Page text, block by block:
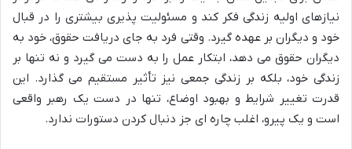
نیازهای اولیه زندگی فکر کند و مسئولیت پذیری بیشتری را در قبال
خود و دیگران بر عهده گیرد. وقتی فرد به جای دریافت حقوق، خود به
دیگران حقوق می دهد، ابتکار عمل را به دست می گیرد و نه تنها بر
زندگی خود، بلکه بر زندگی جمعی نیز تأثیر مستقیم می گذارد. این
قدرت تغییر شرایط و بهبود اوضاع، تنها در دست یک رهبر واقعی
است و یک پیرو، اغلب چاره ای جز دنبال کردن دستورات ندارد.